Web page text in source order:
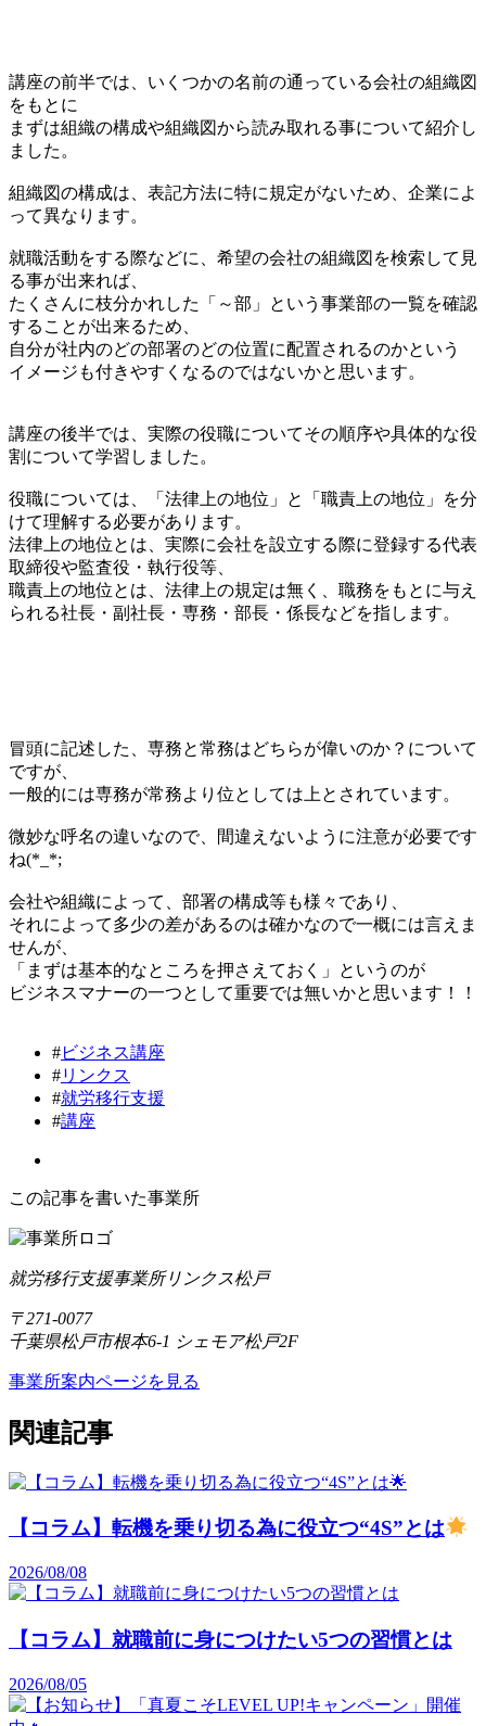
講座の前半では、いくつかの名前の通っている会社の組織図
をもとに
まずは組織の構成や組織図から読み取れる事について紹介し
ました。
組織図の構成は、表記方法に特に規定がないため、企業によ
って異なります。
就職活動をする際などに、希望の会社の組織図を検索して見
る事が出来れば、
たくさんに枝分かれした「～部」という事業部の一覧を確認
することが出来るため、
自分が社内のどの部署のどの位置に配置されるのかという
イメージも付きやすくなるのではないかと思います。
講座の後半では、実際の役職についてその順序や具体的な役
割について学習しました。
役職については、「法律上の地位」と「職責上の地位」を分
けて理解する必要があります。
法律上の地位とは、実際に会社を設立する際に登録する代表
取締役や監査役・執行役等、
職責上の地位とは、法律上の規定は無く、職務をもとに与え
られる社長・副社長・専務・部長・係長などを指します。
冒頭に記述した、専務と常務はどちらが偉いのか？について
ですが、
一般的には専務が常務より位としては上とされています。
微妙な呼名の違いなので、間違えないように注意が必要です
ね(*_*;
会社や組織によって、部署の構成等も様々であり、
それによって多少の差があるのは確かなので一概には言えま
せんが、
「まずは基本的なところを押さえておく」というのが
ビジネスマナーの一つとして重要では無いかと思います！！
#ビジネス講座
#リンクス
#就労移行支援
#講座
この記事を書いた事業所
就労移行支援事業所リンクス松戸
〒271-0077
千葉県松戸市根本6-1 シェモア松戸2F
事業所案内ページを見る
関連記事
【コラム】転機を乗り切る為に役立つ“4S”とは
2026/08/08
【コラム】就職前に身につけたい5つの習慣とは
2026/08/05